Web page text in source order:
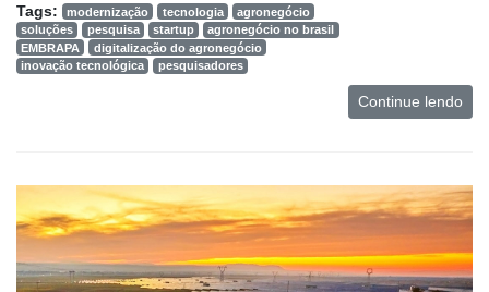
Tags: modernização tecnologia
agronegócio
soluções
pesquisa startup
agronegócio no brasil
EMBRAPA
digitalização do agronegócio
inovação tecnológica
pesquisadores
Continue lendo